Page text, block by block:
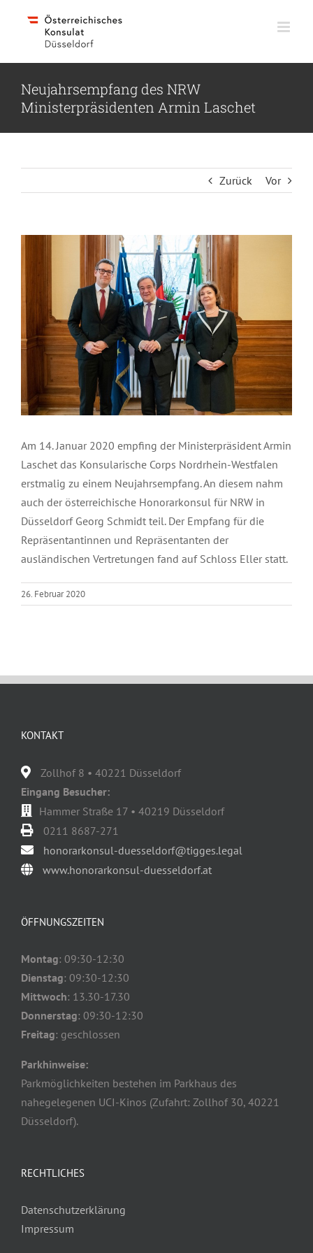
Neujahrsempfang des NRW
Ministerpräsidenten Armin Laschet
Zurück Vor
grösseres
Am 14. Januar 2020 empfing der Ministerpräsident Armin
Laschet das Konsularische Corps Nordrhein-Westfalen
erstmalig zu einem Neujahrsempfang. An diesem nahm
auch der österreichische Honorarkonsul für NRW in
Düsseldorf Georg Schmidt teil. Der Empfang für die
Repräsentantinnen und Repräsentanten der
ausländischen Vertretungen fand auf Schloss Eller statt.
26. Februar 2020
KONTAKT
Zollhof 8 • 40221 Düsseldorf
Eingang Besucher:
Hammer Straße 17 • 40219 Düsseldorf
0211 8687-271
honorarkonsul-duesseldorf@tigges.legal
www.honorarkonsul-duesseldorf.at
ÖFFNUNGSZEITEN
Montag: 09:30-12:30
Dienstag: 09:30-12:30
Mittwoch: 13.30-17.30
Donnerstag: 09:30-12:30
Freitag: geschlossen
Parkhinweise:
Parkmöglichkeiten bestehen im Parkhaus des
nahegelegenen UCI-Kinos (Zufahrt: Zollhof 30, 40221
Düsseldorf).
RECHTLICHES
Datenschutzerklärung
Impressum